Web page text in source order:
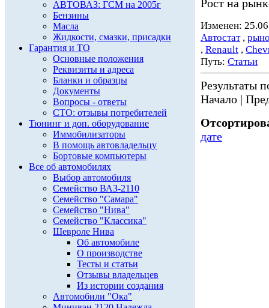
АВТОВАЗ: ГСМ на 2005г
Бензины
Масла
Жидкости, смазки, присадки
Гарантия и ТО
Основные положения
Реквизиты и адреса
Бланки и образцы
Документы
Вопросы - ответы
СТО: отзывы потребителей
Тюнинг и доп. оборудование
Иммобилизаторы
В помощь автовладельцу
Бортовые компьютеры
Все об автомобилях
Выбор автомобиля
Семейство ВАЗ-2110
Семейство "Самара"
Семейство "Нива"
Семейство "Классика"
Шевроле Нива
Об автомобиле
О производстве
Тесты и статьи
Отзывы владельцев
Из истории создания
Автомобили "Ока"
Рост на
Изменен:
Автостат,
, Renault ,
Путь: Статьи
Результаты
Начало |
дате